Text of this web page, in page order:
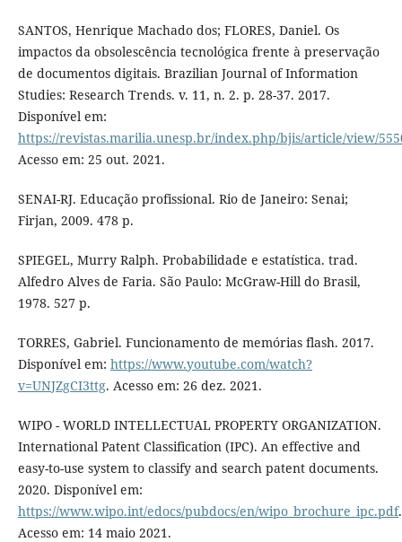
SANTOS, Henrique Machado dos; FLORES, Daniel. Os
impactos da obsolescência tecnológica frente à preservação
de documentos digitais. Brazilian Journal of Information
Studies: Research Trends. v. 11, n. 2. p. 28-37. 2017.
Disponível em:
https://revistas.marilia.unesp.br/index.php/bjis/article/view/
Acesso em: 25 out. 2021.
SENAI-RJ. Educação profissional. Rio de Janeiro: Senai;
Firjan, 2009. 478 p.
SPIEGEL, Murry Ralph. Probabilidade e estatística. trad.
Alfedro Alves de Faria. São Paulo: McGraw-Hill do Brasil,
1978. 527 p.
TORRES, Gabriel. Funcionamento de memórias flash. 2017.
Disponível em: https://www.youtube.com/watch?
v=UNJZgCI3ttg. Acesso em: 26 dez. 2021.
WIPO - WORLD INTELLECTUAL PROPERTY ORGANIZATION.
International Patent Classification (IPC). An effective and
easy-to-use system to classify and search patent documents.
2020. Disponível em:
https://www.wipo.int/edocs/pubdocs/en/wipo_brochure_ipc.pdf.
Acesso em: 14 maio 2021.